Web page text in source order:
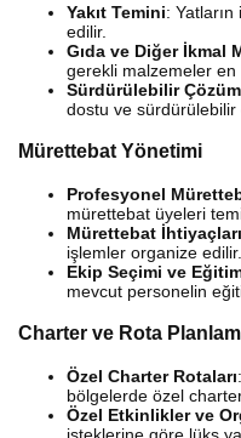
Yakıt Temini:
edilir.
Gıda ve Diğer İkmal
gerekli malzemeler
Sürdürülebilir
dostu ve sürdürülebilir
Mürettebat Yönetimi
Profesyonel
mürettebat üyeleri
Mürettebat İhtiyaçları
işlemler organize edilir.
Ekip Seçimi ve
mevcut personelin
Charter ve Rota
Özel Charter Rotaları
bölgelerde özel
Özel Etkinlikler ve